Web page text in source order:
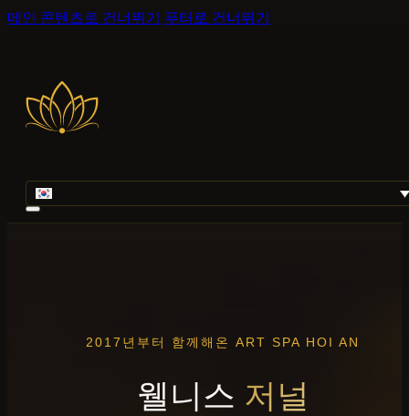
메인 콘텐츠로 건너뛰기 푸터로 건너뛰기
2017년부터 함께해온 ART SPA HOI AN
웰니스 저널